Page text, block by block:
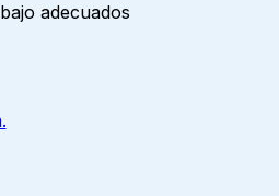
adecuados